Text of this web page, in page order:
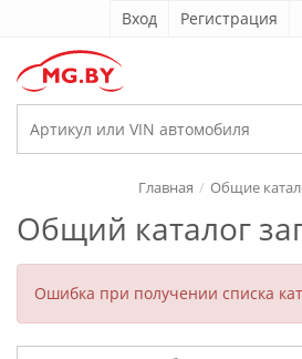
Вход Регистрация
Общий каталог
Главная Общие
Ошибка при получении списка